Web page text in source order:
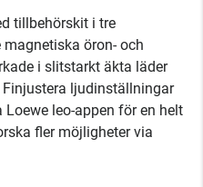
tillbehörskit i tre
öron- och
i slitstarkt äkta läder
ljudinställningar
leo-appen för en helt
fler möjligheter via